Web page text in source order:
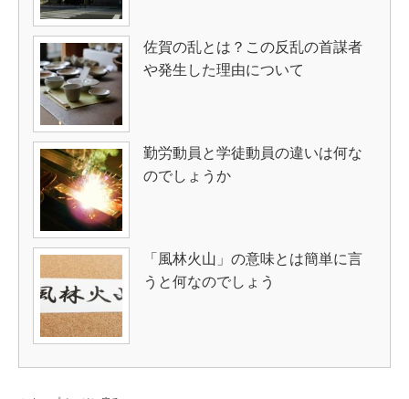
佐賀の乱とは？この反乱の首謀者
や発生した理由について
勤労動員と学徒動員の違いは何な
のでしょうか
「風林火山」の意味とは簡単に言
うと何なのでしょう